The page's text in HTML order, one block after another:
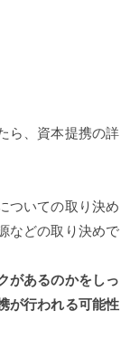
ら、資本提携の詳
ついての取り決め
などの取り決めで
があるのかをしっ
が行われる可能性